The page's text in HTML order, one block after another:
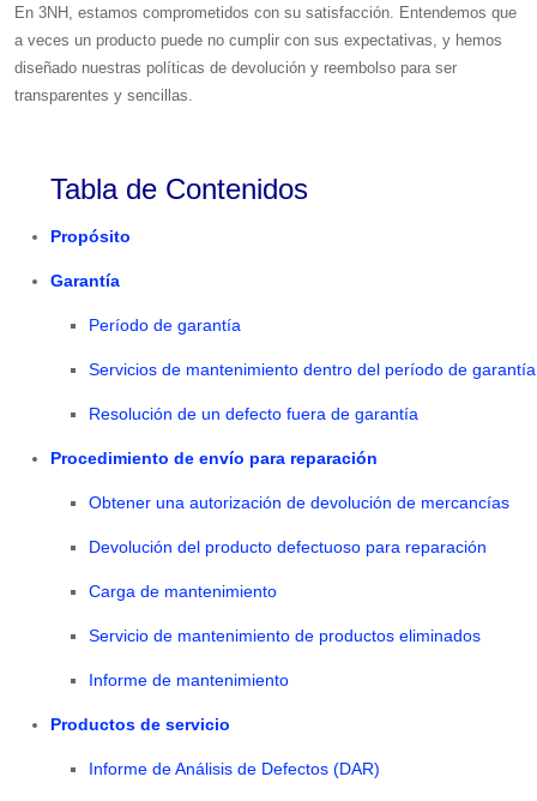
En 3NH, estamos comprometidos con su satisfacción. Entendemos que
a veces un producto puede no cumplir con sus expectativas, y hemos
diseñado nuestras políticas de devolución y reembolso para ser
transparentes y sencillas.
Tabla de Contenidos
Propósito
Garantía
Período de garantía
Servicios de mantenimiento dentro del período de garantía
Resolución de un defecto fuera de garantía
Procedimiento de envío para reparación
Obtener una autorización de devolución de mercancías
Devolución del producto defectuoso para reparación
Carga de mantenimiento
Servicio de mantenimiento de productos eliminados
Informe de mantenimiento
Productos de servicio
Informe de Análisis de Defectos (DAR)